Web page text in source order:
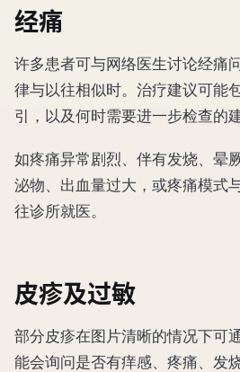
经痛
许多患者可与网络医生讨论经痛
律与以往相似时。治疗建议可能
引，以及何时需要进一步检查的建
如疼痛异常剧烈、伴有发烧、晕
泌物、出血量过大，或疼痛模式
往诊所就医。
皮疹及过敏
部分皮疹在图片清晰的情况下可
能会询问是否有痒感、疼痛、发